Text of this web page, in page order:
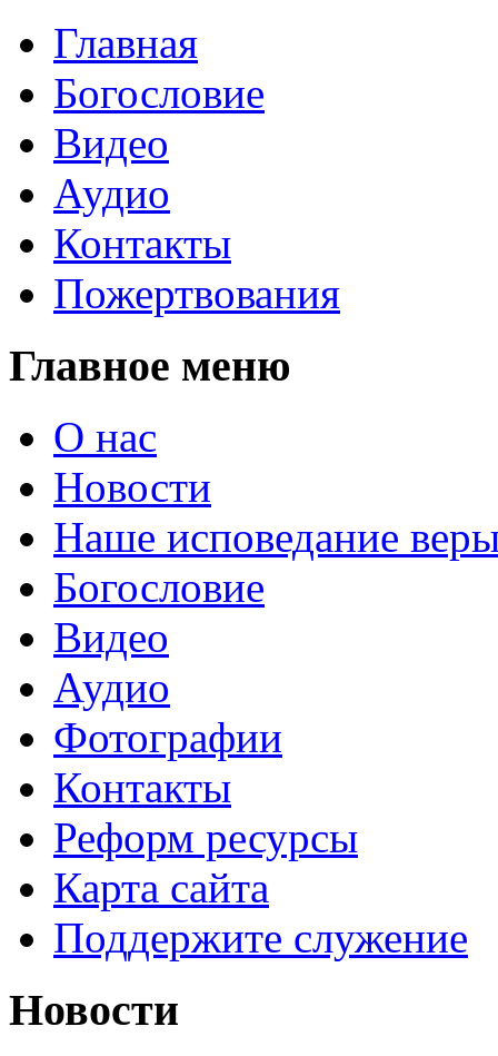
Главная
Богословие
Видео
Аудио
Контакты
Пожертвования
Главное меню
О нас
Новости
Наше исповедание
Богословие
Видео
Аудио
Фотографии
Контакты
Реформ ресурсы
Карта сайта
Поддержите служение
Новости